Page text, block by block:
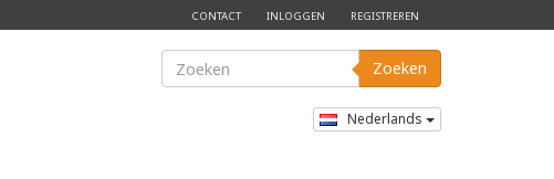
CONTACT INLOGGEN REGISTREREN
Zoeken
Nederlands